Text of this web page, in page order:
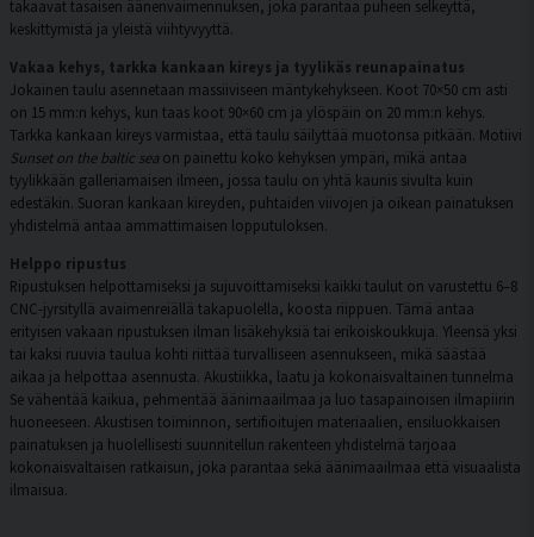
takaavat tasaisen äänenvaimennuksen, joka parantaa puheen selkeyttä,
keskittymistä ja yleistä viihtyvyyttä.
Vakaa kehys, tarkka kankaan kireys ja tyylikäs reunapainatus
Jokainen taulu asennetaan massiiviseen mäntykehykseen. Koot 70×50 cm asti
on 15 mm:n kehys, kun taas koot 90×60 cm ja ylöspäin on 20 mm:n kehys.
Tarkka kankaan kireys varmistaa, että taulu säilyttää muotonsa pitkään. Motiivi
Sunset on the baltic sea on painettu koko kehyksen ympäri, mikä antaa
tyylikkään galleriamaisen ilmeen, jossa taulu on yhtä kaunis sivulta kuin
edestäkin. Suoran kankaan kireyden, puhtaiden viivojen ja oikean painatuksen
yhdistelmä antaa ammattimaisen lopputuloksen.
Helppo ripustus
Ripustuksen helpottamiseksi ja sujuvoittamiseksi kaikki taulut on varustettu 6–8
CNC-jyrsityllä avaimenreiällä takapuolella, koosta riippuen. Tämä antaa
erityisen vakaan ripustuksen ilman lisäkehyksiä tai erikoiskoukkuja. Yleensä yksi
tai kaksi ruuvia taulua kohti riittää turvalliseen asennukseen, mikä säästää
aikaa ja helpottaa asennusta. Akustiikka, laatu ja kokonaisvaltainen tunnelma
Se vähentää kaikua, pehmentää äänimaailmaa ja luo tasapainoisen ilmapiirin
huoneeseen. Akustisen toiminnon, sertifioitujen materiaalien, ensiluokkaisen
painatuksen ja huolellisesti suunnitellun rakenteen yhdistelmä tarjoaa
kokonaisvaltaisen ratkaisun, joka parantaa sekä äänimaailmaa että visuaalista
ilmaisua.